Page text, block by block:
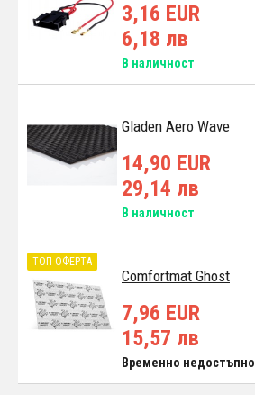
3,16 EUR
6,18 лв
В наличност
Gladen Aero Wave
14,90 EUR
29,14 лв
В наличност
Comfortmat Ghost
ТОП ОФЕРТА
7,96 EUR
15,57 лв
Временно недостъпно